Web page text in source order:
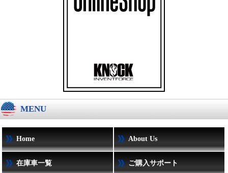
MENU
Home About Us
在庫車一覧 ご購入サポート